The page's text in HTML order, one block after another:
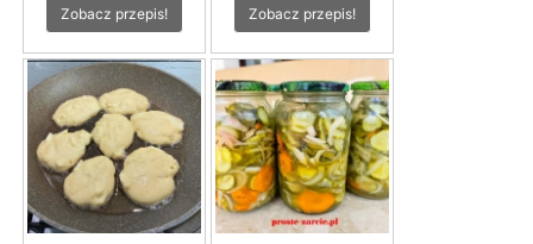
Zobacz przepis! Zobacz przepis!